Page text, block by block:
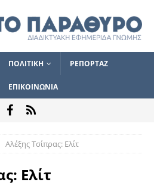
ΠΟΛΙΤΙΚΗ ΡΕΠΟΡΤΑΖ
ΕΠΙΚΟΙΝΩΝΙΑ
Αλέξης Τσίπρας: Ελίτ
Ελίτ